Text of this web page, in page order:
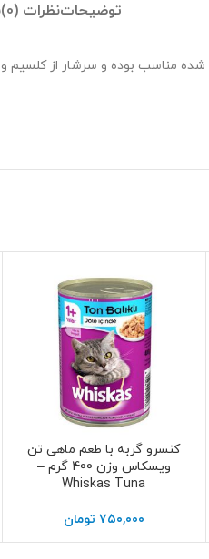
توضیحاتنظرات (0)
شده مناسب بوده و سرشار از کلسیم
افزودن به سبد خرید
کنسرو گربه با طعم ماهی تن
ویسکاس وزن 400 گرم –
Whiskas Tuna
۷۵۰,۰۰۰ تومان